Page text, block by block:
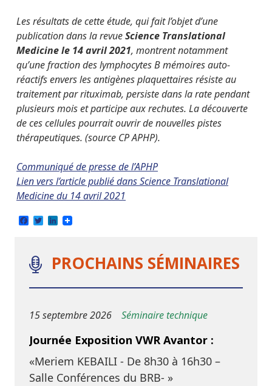
Les résultats de cette étude, qui fait l’objet d’une
publication dans la revueScience Translational
Medicine le 14 avril 2021, montrent notamment
qu’une fraction des lymphocytes B mémoires auto-
réactifs envers les antigènes plaquettaires résiste au
traitement par rituximab, persiste dans la rate pendant
plusieurs mois et participe aux rechutes. La découverte
de ces cellules pourrait ouvrir de nouvelles pistes
thérapeutiques. (source CP APHP).
Communiqué de presse de l’APHP
Lien vers l’article publié dans Science Translational
Medicine du 14 avril 2021
Facebook
TwitterLinkedIn
PROCHAINS SÉMINAIRES
15 septembre 2026 Séminaire technique
Journée Exposition VWR Avantor :
«Meriem KEBAILI - De 8h30 à 16h30 –
Salle Conférences du BRB- »